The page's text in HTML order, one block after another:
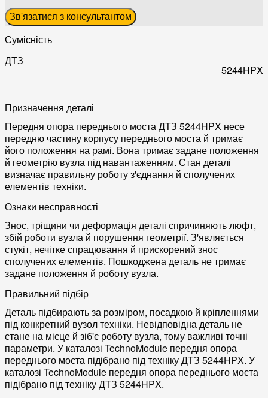
Зв'язатися з консультантом
Сумісність
ДТЗ
5244HPX
Призначення деталі
Передня опора переднього моста ДТЗ 5244HPX несе
передню частину корпусу переднього моста й тримає
його положення на рамі. Вона тримає задане положення
й геометрію вузла під навантаженням. Стан деталі
визначає правильну роботу з'єднання й сполучених
елементів техніки.
Ознаки несправності
Знос, тріщини чи деформація деталі спричиняють люфт,
збій роботи вузла й порушення геометрії. З'являється
стукіт, нечітке спрацювання й прискорений знос
сполучених елементів. Пошкоджена деталь не тримає
задане положення й роботу вузла.
Правильний підбір
Деталь підбирають за розміром, посадкою й кріпленнями
під конкретний вузол техніки. Невідповідна деталь не
стане на місце й зіб'є роботу вузла, тому важливі точні
параметри. У каталозі TechnoModule передня опора
переднього моста підібрано під техніку ДТЗ 5244HPX. У
каталозі TechnoModule передня опора переднього моста
підібрано під техніку ДТЗ 5244HPX.